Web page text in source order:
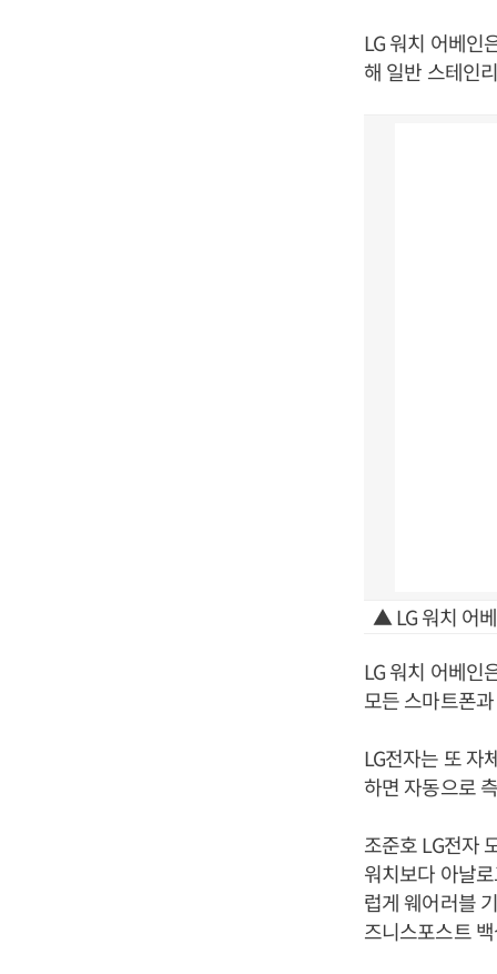
LG 워치 어베인
해 일반 스테인
▲ LG 워치 어
LG 워치 어베인
모든 스마트폰
LG전자는 또 자
하면 자동으로
조준호 LG전자
워치보다 아날
럽게 웨어러블
즈니스포스트